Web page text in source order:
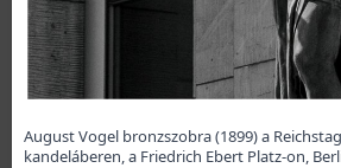
August Vogel bronzszobra (1899) a
kandeláberen, a Friedrich Ebert Platz-on,